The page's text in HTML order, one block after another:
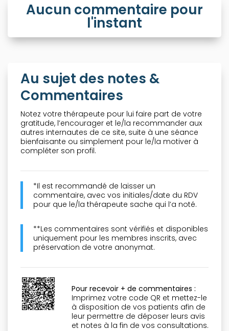
Aucun commentaire pour
l'instant
Au sujet des notes &
Commentaires
Notez votre thérapeute pour lui faire part de votre
gratitude, l’encourager et le/la recommander aux
autres internautes de ce site, suite à une séance
bienfaisante ou simplement pour le/la motiver à
compléter son profil.
*Il est recommandé de laisser un
commentaire, avec vos initiales/date du RDV
pour que le/la thérapeute sache qui l’a noté.
**Les commentaires sont vérifiés et disponibles
uniquement pour les membres inscrits, avec
préservation de votre anonymat.
Pour recevoir + de commentaires :
Imprimez votre code QR et mettez-le
à disposition de vos patients afin de
leur permettre de déposer leurs avis
et notes à la fin de vos consultations.